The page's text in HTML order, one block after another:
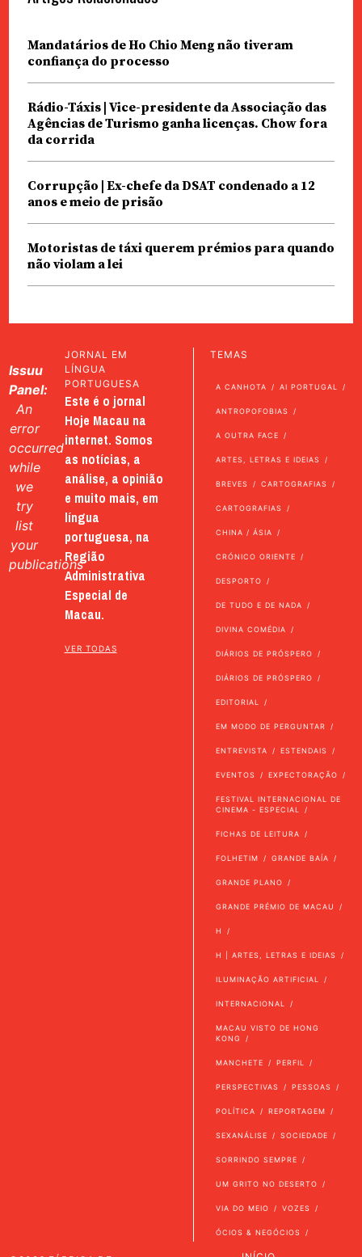
Mandatários de Ho Chio Meng não tiveram
confiança do processo
Rádio-Táxis | Vice-presidente da Associação das
Agências de Turismo ganha licenças. Chow fora
da corrida
Corrupção | Ex-chefe da DSAT condenado a 12
anos e meio de prisão
Motoristas de táxi querem prémios para quando
não violam a lei
Issuu
Panel:
An
error
occurred
while
we
try
list
your
publications
JORNAL EM
LÍNGUA
PORTUGUESA
Este é o jornal
Hoje Macau na
internet. Somos
as notícias, a
análise, a opinião
e muito mais, em
língua
portuguesa, na
Região
Administrativa
Especial de
Macau.
VER TODAS
TEMAS
A CANHOTA AI PORTUGAL
ANTROPOFOBIAS
A OUTRA FACE
ARTES, LETRAS E IDEIAS
BREVES CARTOGRAFIAS
CARTOGRAFIAS
CHINA / ÁSIA
CRÓNICO ORIENTE
DESPORTO
DE TUDO E DE NADA
DIVINA COMÉDIA
DIÁRIOS DE PRÓSPERO
DIÁRIOS DE PRÓSPERO
EDITORIAL
EM MODO DE PERGUNTAR
ENTREVISTA ESTENDAIS
EVENTOS EXPECTORAÇÃO
FESTIVAL INTERNACIONAL DE
CINEMA - ESPECIAL
FICHAS DE LEITURA
FOLHETIM GRANDE BAÍA
GRANDE PLANO
GRANDE PRÉMIO DE MACAU
H
H | ARTES, LETRAS E IDEIAS
ILUMINAÇÃO ARTIFICIAL
INTERNACIONAL
MACAU VISTO DE HONG
KONG
MANCHETE PERFIL
PERSPECTIVAS PESSOAS
POLÍTICA REPORTAGEM
SEXANÁLISE SOCIEDADE
SORRINDO SEMPRE
UM GRITO NO DESERTO
VIA DO MEIO VOZES
ÓCIOS & NEGÓCIOS